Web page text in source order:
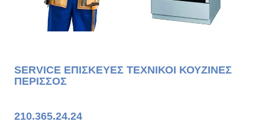
SERVICE ΕΠΙΣΚΕΥΕΣ ΤΕΧΝΙΚΟΙ ΚΟΥΖΙΝΕΣ
ΠΕΡΙΣΣΟΣ
210.365.24.24